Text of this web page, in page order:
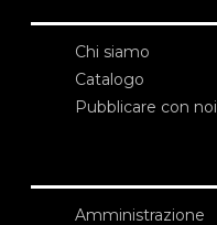
Chi siamo
Catalogo
Pubblicare con noi
Amministrazione